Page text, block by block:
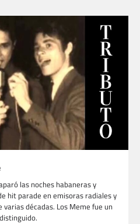
las noches habaneras y
hit parade en emisoras radiales y
décadas. Los Meme fue un